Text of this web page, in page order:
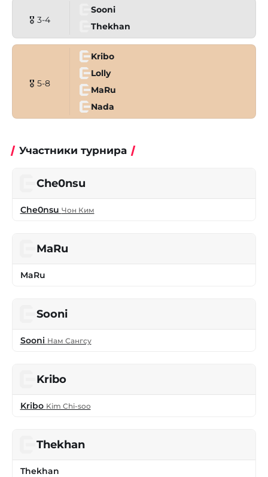
🎖 3-4
Sooni
Thekhan
🎖 5-8
Kribo
Lolly
MaRu
Nada
Участники турнира
Che0nsu
Che0nsu Чон Ким
MaRu
MaRu
Sooni
Sooni Нам Сангсу
Kribo
Kribo Kim Chi-soo
Thekhan
Thekhan